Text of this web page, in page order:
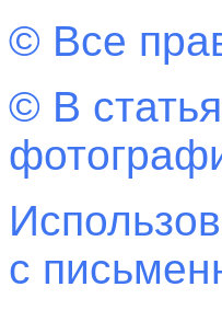
© Все
© В
с